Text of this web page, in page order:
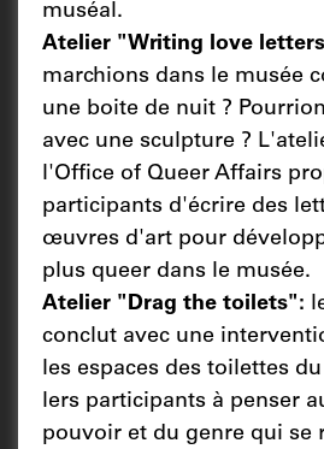
muséal.
Atelier "Writing love
marchions dans le musée
une boite de nuit ?
avec une sculpture ?
l'Office of Queer Affairs
participants d'écrire des
œuvres d'art pour
plus queer dans le musée.
Atelier "Drag the toilets":
conclut avec une
les espaces des toilettes
lers participants à penser
pouvoir et du genre qui se